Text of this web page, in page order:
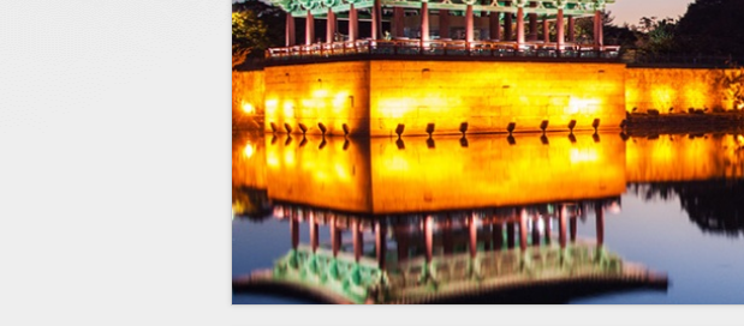
Hotel di Bromo
Hotel di Yogyakarta
Hotel di Solo (Surakarta)
Hotel di Semarang
Hotel di Medan
Tour di Bali
Tour di Yogya
Tour di Komodo
Tour di Lombok
Tour di Flores
Tour di Danau Toba, Medan
Tour di Singapore